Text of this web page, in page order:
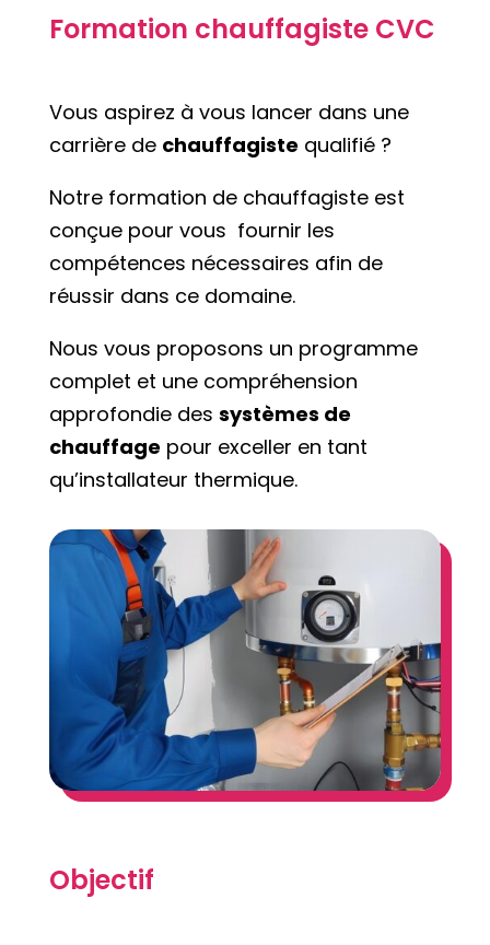
Formation chauffagiste CVC
Vous aspirez à vous lancer dans une
carrière de chauffagiste qualifié ?
Notre formation de chauffagiste est
conçue pour vous fournir les
compétences nécessaires afin de
réussir dans ce domaine.
Nous vous proposons un programme
complet et une compréhension
approfondie des systèmes de
chauffage pour exceller en tant
qu’installateur thermique.
Objectif